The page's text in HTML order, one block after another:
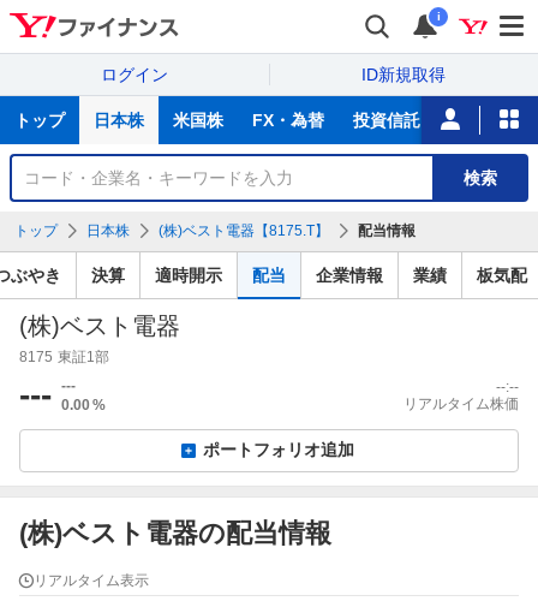
i
ログイン ID新規取得
サ
トップ 日本株 米国株 FX・為替 投資信託 ニュース
銘
検
索
検索
トップ 日本株 (株)ベスト電器【8175.T】 配当情報
ぶやき 決算 適時開示 配当 企業情報 業績 板気配
(株)ベスト電器
8175 東証1部
--- ---
0.00%
--:--
リアルタイム株価
ポートフォリオ追加
(株)ベスト電器の配当情報
リアルタイム表示